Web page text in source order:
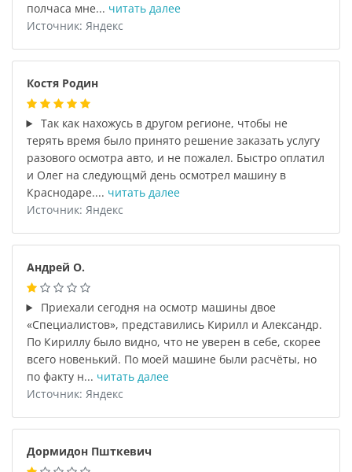
полчаса мне... читать далее
Источник: Яндекс
Костя Родин
Так как нахожусь в другом регионе, чтобы не
терять время было принято решение заказать услугу
разового осмотра авто, и не пожалел. Быстро оплатил
и Олег на следующмй день осмотрел машину в
Краснодаре.... читать далее
Источник: Яндекс
Андрей О.
Приехали сегодня на осмотр машины двое
«Специалистов», представились Кирилл и Александр.
По Кириллу было видно, что не уверен в себе, скорее
всего новенький. По моей машине были расчёты, но
по факту н... читать далее
Источник: Яндекс
Дормидон Пшткевич